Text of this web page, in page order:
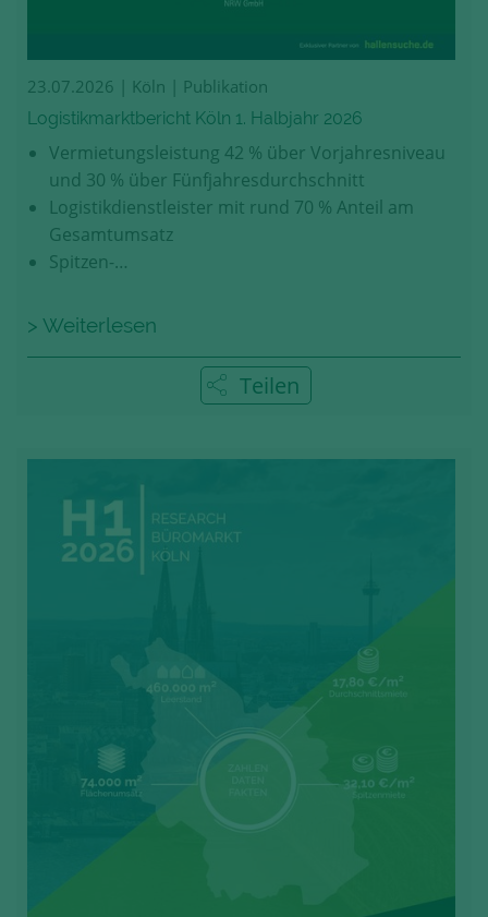
23.07.2026 | Köln | Publikation
Logistikmarktbericht Köln 1. Halbjahr 2026
Vermietungsleistung 42 % über Vorjahresniveau
und 30 % über Fünfjahresdurchschnitt
Logistikdienstleister mit rund 70 % Anteil am
Gesamtumsatz
Spitzen-…
> Weiterlesen
Teilen